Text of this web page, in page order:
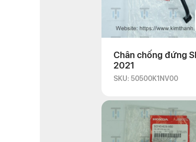
Chân chống đứng
2021
SKU: 50500K1NV00